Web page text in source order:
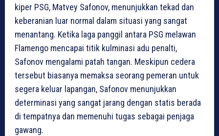
kiper PSG, Matvey Safonov, menunjukkan tekad dan
keberanian luar normal dalam situasi yang sangat
menantang. Ketika laga panggil antara PSG melawan
Flamengo mencapai titik kulminasi adu penalti,
Safonov mengalami patah tangan. Meskipun cedera
tersebut biasanya memaksa seorang pemeran untuk
segera keluar lapangan, Safonov menunjukkan
determinasi yang sangat jarang dengan statis berada
di tempatnya dan memenuhi tugas sebagai penjaga
gawang.